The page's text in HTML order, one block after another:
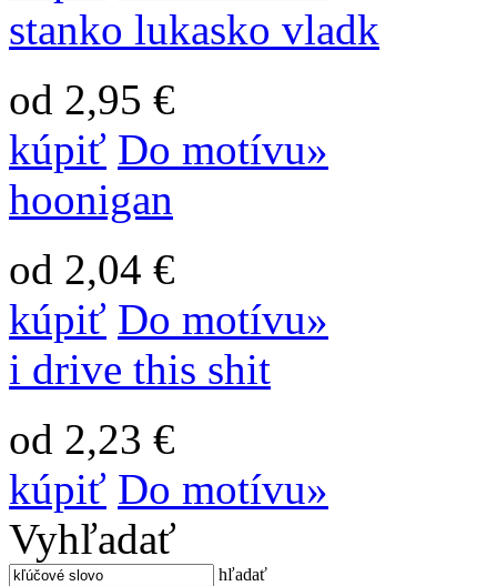
stanko lukasko vladk
od 2,95 €
kúpiť Do motívu»
hoonigan
od 2,04 €
kúpiť Do motívu»
i drive this shit
od 2,23 €
kúpiť Do motívu»
Vyhľadať
hľadať